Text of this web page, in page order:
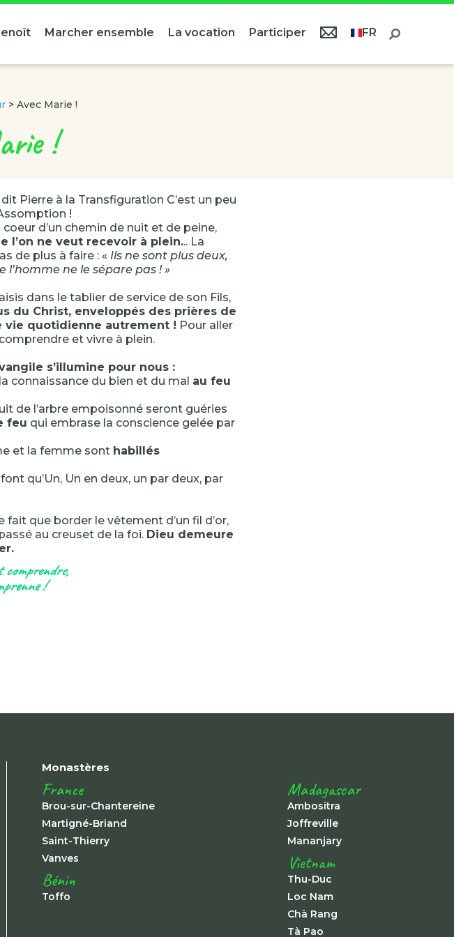
Marcher ensemble La vocation Participer FR
> Avec Marie !
!
dit Pierre à la Transfiguration C’est un peu
!
d’un chemin de nuit et de peine,
l’on ne veut recevoir à plein... La
de plus à faire : « Ils ne sont plus deux,
ne le sépare pas ! »
dans le tablier de service de son Fils,
du Christ, enveloppés des prières de
vie quotidienne autrement ! Pour aller
et vivre à plein.
s’illumine pour nous :
connaissance du bien et du mal au feu
de l’arbre empoisonné seront guéries
feu qui embrase la conscience gelée par
et la femme sont habillés
qu’Un, Un en deux, un par deux, par
fait que border le vêtement d’un fil d’or,
au creuset de la foi. Dieu demeure
comprendre,
!
Monastères
France
Brou-sur-Chantereine
Martigné-Briand
Saint-Thierry
Vanves
Bénin
Toffo
Madagascar
Ambositra
Joffreville
Mananjary
Vietnam
Thu-Duc
Loc Nam
Chà Rang
Tà Pao